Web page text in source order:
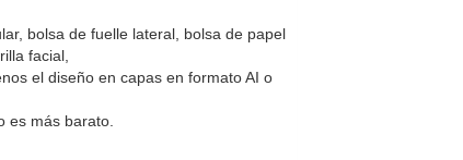
bolsa de fuelle lateral, bolsa de papel
facial,
el diseño en capas en formato AI o
es más barato.